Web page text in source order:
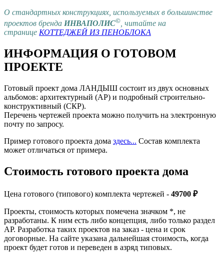
О стандартных конструкциях, используемых в большинстве
проектов бренда ИНВАПОЛИС© , читайте на
странице КОТТЕДЖЕЙ ИЗ ПЕНОБЛОКА
ИНФОРМАЦИЯ О ГОТОВОМ
ПРОЕКТЕ
Готовый проект дома ЛАНДЫШ состоит из двух основных
альбомов: архитектурный (АР) и подробный строительно-
конструктивный (СКР).
Перечень чертежей проекта можно получить на электронную
почту по запросу.
Пример готового проекта дома здесь... Состав комплекта
может отличаться от примера.
Стоимость готового проекта дома
Цена готового (типового) комплекта чертежей - 49700 ₽
Проекты, стоимость которых помечена значком *, не
разработаны. К ним есть либо концепция, либо только раздел
АР. Разработка таких проектов на заказ - цена и срок
договорные. На сайте указана дальнейшая стоимость, когда
проект будет готов и переведен в азряд типовых.